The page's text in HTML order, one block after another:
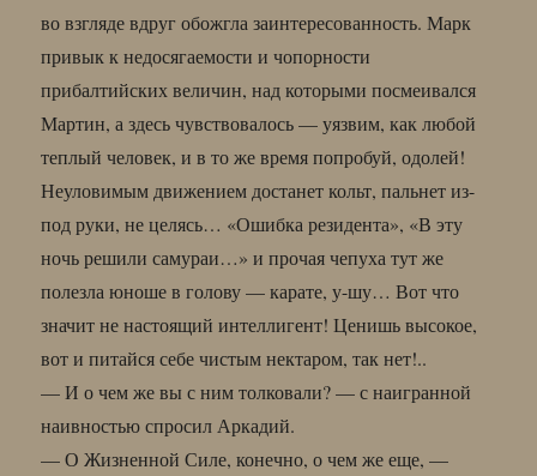
во взгляде вдруг обожгла заинтересованность. Марк
привык к недосягаемости и чопорности
прибалтийских величин, над которыми посмеивался
Мартин, а здесь чувствовалось — уязвим, как любой
теплый человек, и в то же время попробуй, одолей!
Неуловимым движением достанет кольт, пальнет из-
под руки, не целясь… «Ошибка резидента», «В эту
ночь решили самураи…» и прочая чепуха тут же
полезла юноше в голову — карате, у-шу… Вот что
значит не настоящий интеллигент! Ценишь высокое,
вот и питайся себе чистым нектаром, так нет!..
— И о чем же вы с ним толковали? — с наигранной
наивностью спросил Аркадий.
— О Жизненной Силе, конечно, о чем же еще, —